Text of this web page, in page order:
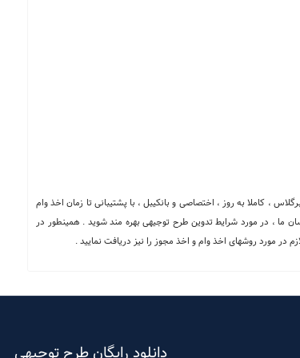
، کاملا به روز ، اختصاصی و بانکیبل ، با پشتیبانی تا زمان اخذ وام
ما ، در مورد شرایط تدوین طرح توجیهی بهره مند شوید . همینطور در
در مورد روشهای اخذ وام و اخذ مجوز را نیز دریافت نمایید .
دانلود رایگان طرح توجیهی